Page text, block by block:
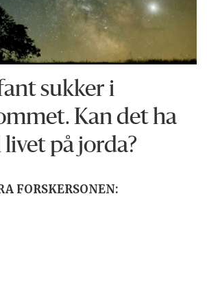
sukker i
Kan det ha
på jorda?
FORSKERSONEN: